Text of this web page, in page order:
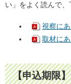
い」をよく読んで、
視察に
取材に
【申込期限】